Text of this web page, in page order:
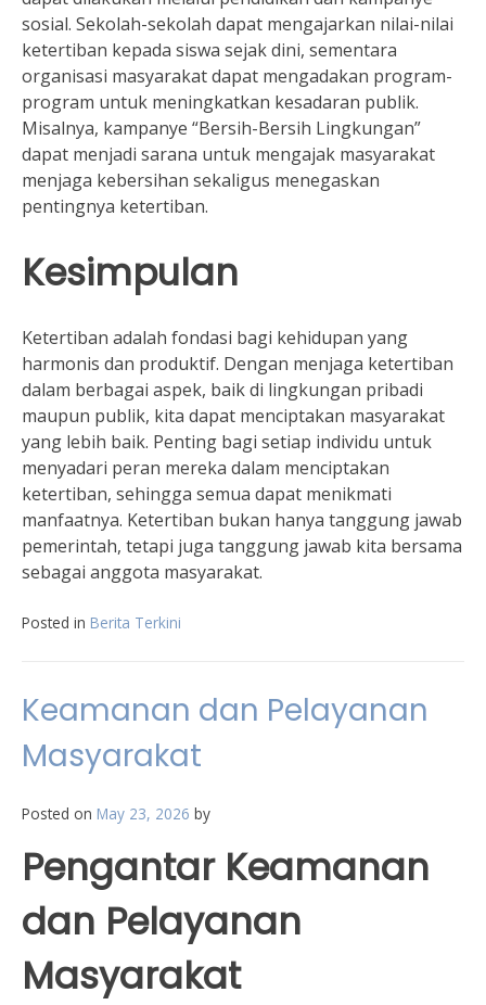
sosial. Sekolah-sekolah dapat mengajarkan nilai-nilai
ketertiban kepada siswa sejak dini, sementara
organisasi masyarakat dapat mengadakan program-
program untuk meningkatkan kesadaran publik.
Misalnya, kampanye “Bersih-Bersih Lingkungan”
dapat menjadi sarana untuk mengajak masyarakat
menjaga kebersihan sekaligus menegaskan
pentingnya ketertiban.
Kesimpulan
Ketertiban adalah fondasi bagi kehidupan yang
harmonis dan produktif. Dengan menjaga ketertiban
dalam berbagai aspek, baik di lingkungan pribadi
maupun publik, kita dapat menciptakan masyarakat
yang lebih baik. Penting bagi setiap individu untuk
menyadari peran mereka dalam menciptakan
ketertiban, sehingga semua dapat menikmati
manfaatnya. Ketertiban bukan hanya tanggung jawab
pemerintah, tetapi juga tanggung jawab kita bersama
sebagai anggota masyarakat.
Posted in Berita Terkini
Keamanan dan Pelayanan
Masyarakat
Posted on May 23, 2026 by
Pengantar Keamanan
dan Pelayanan
Masyarakat